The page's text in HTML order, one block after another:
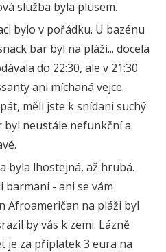
služba byla plusem.
bylo v pořádku. U bazénu
bar byl na pláži... docela
do 22:30, ale v 21:30
ani míchaná vejce.
měli jste k snídani suchý
byl neustále nefunkční a
byla lhostejná, až hrubá.
- ani se vám
Afroameričan na pláži byl
by vás k zemi. Lázně
je za příplatek 3 eura na